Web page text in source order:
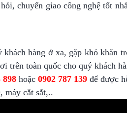
chuyển giao công nghệ tốt
hàng ở xa, gặp khó khăn
trên toàn quốc cho quý khách
898 hoặc 0902 787 139 để được
máy cắt sắt,..